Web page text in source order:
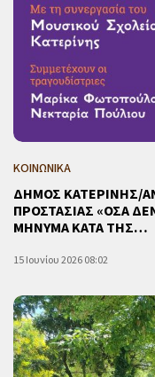
ΚΟΙΝΩΝΙΚΑ
ΔΗΜΟΣ ΚΑΤΕΡΙΝΗΣ/
ΠΡΟΣΤΑΣΙΑΣ «ΟΣΑ
ΜΗΝΥΜΑ ΚΑΤΑ ΤΗΣ…
15 Ιουνίου 2026 08:02